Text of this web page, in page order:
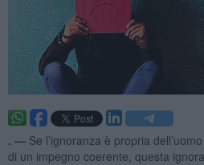
. — Se l’ignoranza è propria
di un impegno coerente, questa